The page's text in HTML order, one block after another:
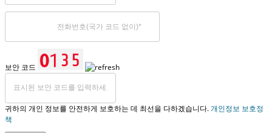
보안 코드
귀하의 개인 정보를 안전하게 보호하는 데 최선을 다하겠습니다.개인정보 보호정
책